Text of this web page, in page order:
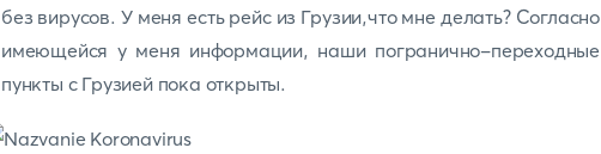
без вирусов. У меня есть рейс из Грузии,что мне делать? Согласно
имеющейся у меня информации, наши погранично-переходные
пункты с Грузией пока открыты.